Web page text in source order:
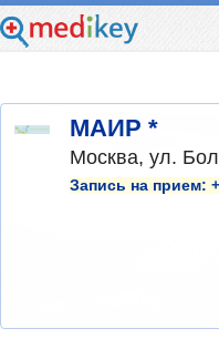
МАИР *
Москва, ул.
Запись на прием: